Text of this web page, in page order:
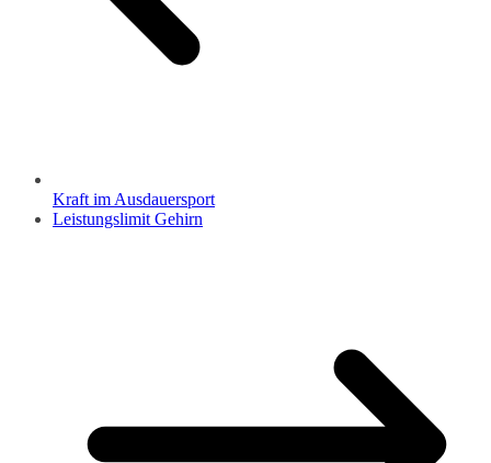
Kraft im Ausdauersport
Leistungslimit Gehirn